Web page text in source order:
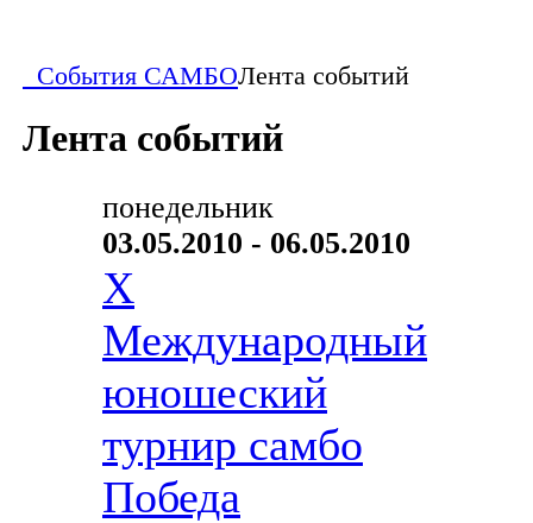
События САМБОЛента событий
Лента событий
понедельник
03.05.2010 - 06.05.2010
X
Международный
юношеский
турнир самбо
Победа